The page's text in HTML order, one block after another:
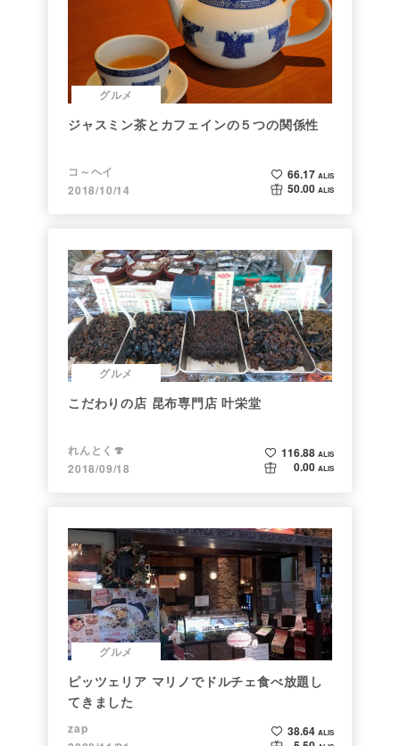
グルメ
ジャスミン茶とカフェインの５つの関係性
コ～ヘイ
2018/10/14
66.17 ALIS
50.00 ALIS
グルメ
こだわりの店 昆布専門店 叶栄堂
れんとく🍄
2018/09/18
116.88 ALIS
0.00 ALIS
グルメ
ピッツェリア マリノでドルチェ食べ放題し
てきました
zap
38.64 ALIS